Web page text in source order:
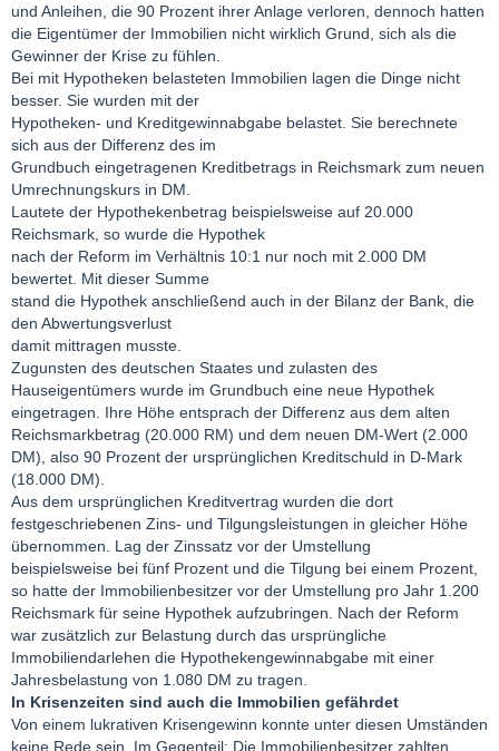
und Anleihen, die 90 Prozent ihrer Anlage verloren, dennoch hatten
die Eigentümer der Immobilien nicht wirklich Grund, sich als die
Gewinner der Krise zu fühlen.
Bei mit Hypotheken belasteten Immobilien lagen die Dinge nicht
besser. Sie wurden mit der
Hypotheken- und Kreditgewinnabgabe belastet. Sie berechnete
sich aus der Differenz des im
Grundbuch eingetragenen Kreditbetrags in Reichsmark zum neuen
Umrechnungskurs in DM.
Lautete der Hypothekenbetrag beispielsweise auf 20.000
Reichsmark, so wurde die Hypothek
nach der Reform im Verhältnis 10:1 nur noch mit 2.000 DM
bewertet. Mit dieser Summe
stand die Hypothek anschließend auch in der Bilanz der Bank, die
den Abwertungsverlust
damit mittragen musste.
Zugunsten des deutschen Staates und zulasten des
Hauseigentümers wurde im Grundbuch eine neue Hypothek
eingetragen. Ihre Höhe entsprach der Differenz aus dem alten
Reichsmarkbetrag (20.000 RM) und dem neuen DM-Wert (2.000
DM), also 90 Prozent der ursprünglichen Kreditschuld in D-Mark
(18.000 DM).
Aus dem ursprünglichen Kreditvertrag wurden die dort
festgeschriebenen Zins- und Tilgungsleistungen in gleicher Höhe
übernommen. Lag der Zinssatz vor der Umstellung
beispielsweise bei fünf Prozent und die Tilgung bei einem Prozent,
so hatte der Immobilienbesitzer vor der Umstellung pro Jahr 1.200
Reichsmark für seine Hypothek aufzubringen. Nach der Reform
war zusätzlich zur Belastung durch das ursprüngliche
Immobiliendarlehen die Hypothekengewinnabgabe mit einer
Jahresbelastung von 1.080 DM zu tragen.
In Krisenzeiten sind auch die Immobilien gefährdet
Von einem lukrativen Krisengewinn konnte unter diesen Umständen
keine Rede sein. Im Gegenteil: Die Immobilienbesitzer zahlten